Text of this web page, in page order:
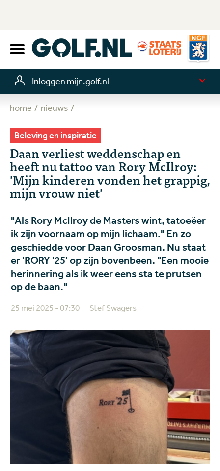
Inloggen mijn.golf.nl
home nieuws
Beleving en inspiratie
Daan verliest weddenschap en
heeft nu tattoo van Rory McIlroy:
'Mijn kinderen vonden het grappig,
mijn vrouw niet'
"Als Rory McIlroy de Masters wint, tatoeëer
ik zijn voornaam op mijn lichaam." En zo
geschiedde voor Daan Groosman. Nu staat
er 'RORY '25' op zijn bovenbeen. "Een mooie
herinnering als ik weer eens sta te prutsen
op de baan."
25 mei 2025 - 07:30 Stef Swagers